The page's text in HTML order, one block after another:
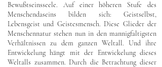
Bewußtseinsseele. Auf einer höheren Stufe des
Menschendaseins bilden sich: Geistselbst,
Lebensgeist und Geistesmensch. Diese Glieder der
Menschennatur stehen nun in den mannigfaltigsten
Verhältnissen zu dem ganzen Weltall. Und ihre
Entwickelung hängt mit der Entwickelung dieses
Weltalls zusammen. Durch die Betrachtung dieser